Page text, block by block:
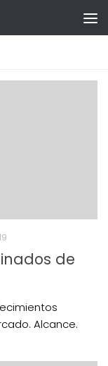
de
Alcance.